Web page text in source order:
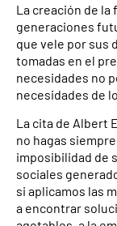
La creación de la
generaciones
que vele por sus
tomadas en el
necesidades no
necesidades de
La cita de Albert
no hagas
imposibilidad de
sociales
si aplicamos las
a encontrar